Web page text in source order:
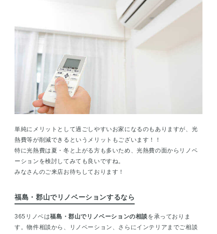
単純にメリットとして過ごしやすいお家になるのもありますが、光
熱費等が削減できるというメリットもございます！！
特に光熱費は夏・冬と上がる方も多いため、光熱費の面からリノベ
ーションを検討してみても良いですね。
みなさんのご来店お待ちしております！
福島・郡山でリノベーションするなら
365リノベは福島・郡山でリノベーションの相談を承っておりま
す。物件相談から、リノベーション、さらにインテリアまでご相談